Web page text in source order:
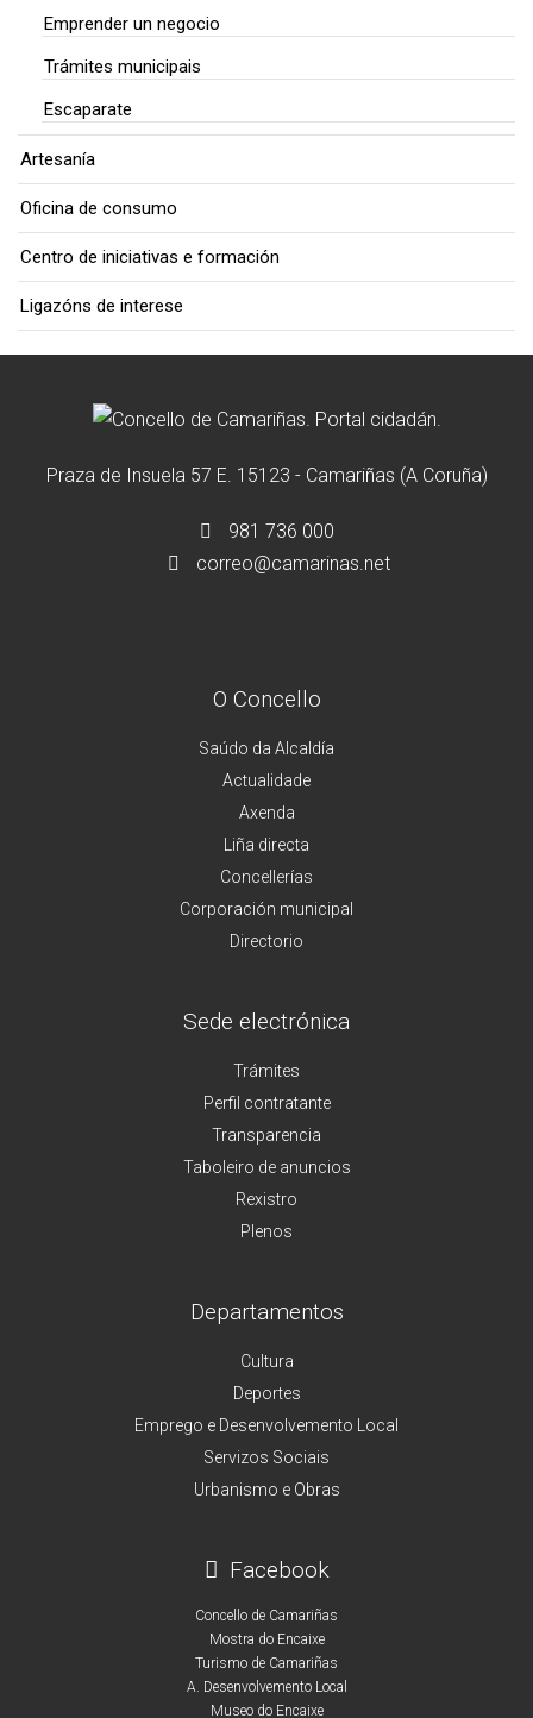
Emprender un negocio
Trámites municipais
Escaparate
Artesanía
Oficina de consumo
Centro de iniciativas e formación
Ligazóns de interese
Praza de Insuela 57 E. 15123 - Camariñas (A Coruña)
981 736 000
correo@camarinas.net
O Concello
Saúdo da Alcaldía
Actualidade
Axenda
Liña directa
Concellerías
Corporación municipal
Directorio
Sede electrónica
Trámites
Perfil contratante
Transparencia
Taboleiro de anuncios
Rexistro
Plenos
Departamentos
Cultura
Deportes
Emprego e Desenvolvemento Local
Servizos Sociais
Urbanismo e Obras
Facebook
Concello de Camariñas
Mostra do Encaixe
Turismo de Camariñas
A. Desenvolvemento Local
Museo do Encaixe